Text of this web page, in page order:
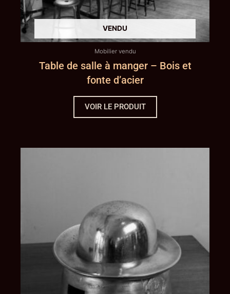
Mobilier vendu
Table de salle à manger – Bois et
fonte d’acier
VOIR LE PRODUIT